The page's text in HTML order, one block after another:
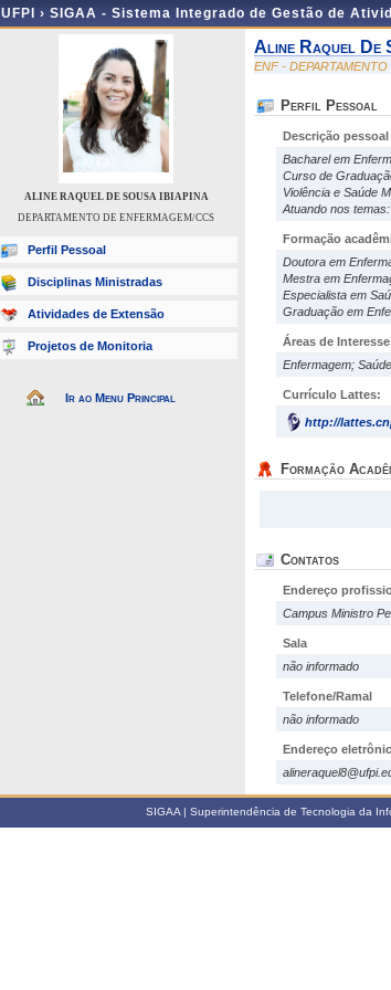
UFPI › SIGAA - Sistema Integrado de Gestão de
ALINE RAQUEL DE SOUSA IBIAPINA
DEPARTAMENTO DE ENFERMAGEM/CCS
Perfil Pessoal
Disciplinas Ministradas
Atividades de Extensão
Projetos de Monitoria
Ir ao Menu Principal
Aline Raquel De
ENF -
Perfil Pessoal
Descrição pessoal
Bacharel em
Curso de
Violência e Saúde
Atuando nos
Formação
Doutora em
Mestra em
Especialista em
Graduação em
Áreas de Interesse
Enfermagem;
Currículo Lattes:
http://
Formação
Contatos
Endereço
Campus Ministro
Sala
não informado
Telefone/Ramal
não informado
Endereço
SIGAA | Superintendência de Tecnologia da